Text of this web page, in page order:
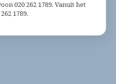
020 262 1789. Vanuit het
1789.